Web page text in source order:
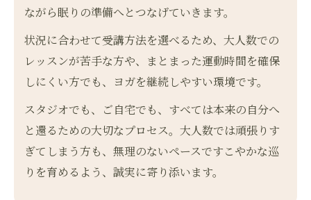
ながら眠りの準備へとつなげていきます。
状況に合わせて受講方法を選べるため、大人数での
レッスンが苦手な方や、まとまった運動時間を確保
しにくい方でも、ヨガを継続しやすい環境です。
スタジオでも、ご自宅でも、すべては本来の自分へ
と還るための大切なプロセス。大人数では頑張りす
ぎてしまう方も、無理のないペースですこやかな巡
りを育めるよう、誠実に寄り添います。